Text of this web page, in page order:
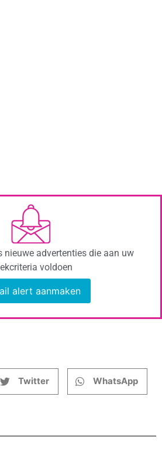
nieuwe advertenties die aan uw
voldoen
alert aanmaken
Twitter WhatsApp